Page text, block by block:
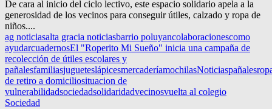
De cara al inicio del ciclo lectivo, este espacio solidario apela a la
generosidad de los vecinos para conseguir útiles, calzado y ropa de
niños....
ag noticiasalta gracia noticiasbarrio poluyancolaboracionescomo
ayudarcuadernosEl "Roperito Mi Sueño" inicia una campaña de
recolección de útiles escolares y
pañalesfamiliasjugueteslápicesmercaderíamochilasNoticiaspañales
de retiro a domiciliosituacion de
vulnerabilidadsociedadsolidaridadvecinosvuelta al colegio
Sociedad